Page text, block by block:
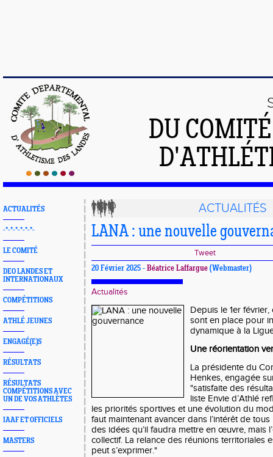
DU
ACTUALITÉS
-*-*-*-*-*-*-
LE COMITÉ
DEO LANDES ET
INTERNATIONAUX
COMPÉTITIONS
ATHLÉ JEUNES
ENGAGÉ(E)S
RÉSULTATS
RÉSULTATS
COMPÉTITIONS AVEC
UN DE VOS ATHLÈTES
IAAF ET OFFICIELS
MASTERS
ACTUALITÉS
LANA : une nouvelle
Tweet
20 Février 2025 - Béatrice Laffargue (Webmaster)
Actualités
Depuis le 1er
sont en place pour
dynamique à la
Une réorientation
La présidente du
Henkes, engagée
"satisfaite des
liste Envie d’Athlé
les priorités sportives et une évolution du
faut maintenant avancer dans l’intérêt de
des idées qu’il faudra mettre en œuvre, mais
collectif. La relance des réunions territoriales
peut s’exprimer."